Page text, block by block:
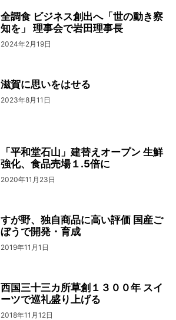
全調食 ビジネス創出へ「世の動き察
知を」 理事会で岩田理事長
2024年2月19日
滋賀に思いをはせる
2023年8月11日
「平和堂石山」建替えオープン 生鮮
強化、食品売場１.5倍に
2020年11月23日
すが野、独自商品に高い評価 国産ご
ぼうで開発・育成
2019年11月1日
西国三十三カ所草創１３００年 スイ
ーツで巡礼盛り上げる
2018年11月12日